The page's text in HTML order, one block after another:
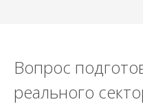
Вопрос
реального